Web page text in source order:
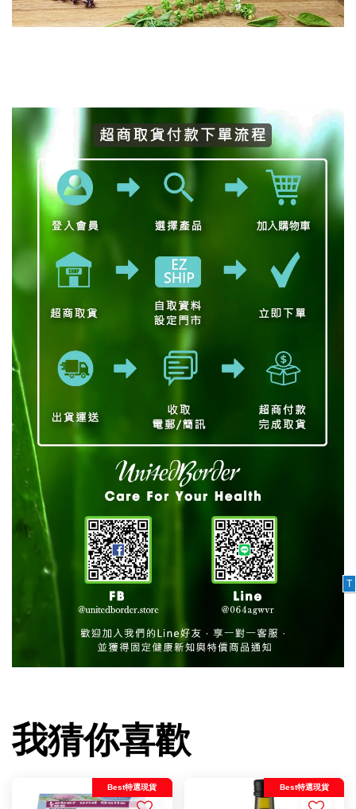
T
我猜你喜歡
Best特選現貨 Best特選現貨